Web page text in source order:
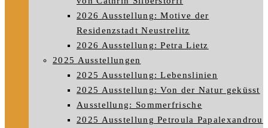
2026 Ausstellung: Motive der
Residenzstadt Neustrelitz
2026 Ausstellung: Petra Lietz
2025 Ausstellungen
2025 Ausstellung: Lebenslinien
2025 Ausstellung: Von der Natur geküsst
Ausstellung: Sommerfrische
2025 Ausstellung Petroula Papalexandrou